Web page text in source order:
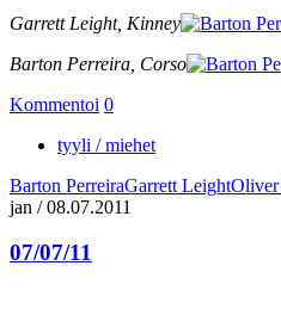
Garrett Leight, Kinney
Barton Perreira, Corso
Kommentoi 0
tyyli / miehet
Barton PerreiraGarrett LeightOliver
jan /08.07.2011
07/07/11